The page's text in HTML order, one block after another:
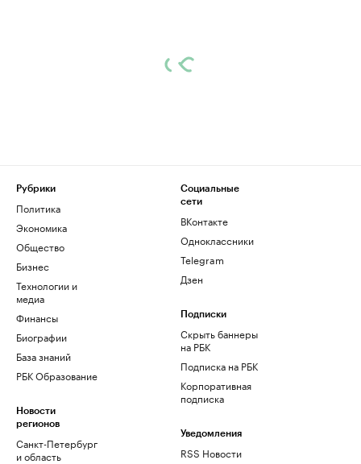
Рубрики
Политика
Экономика
Общество
Бизнес
Технологии и
медиа
Финансы
Биографии
База знаний
РБК Образование
Новости
регионов
Санкт-Петербург
и область
Социальные
сети
ВКонтакте
Одноклассники
Telegram
Дзен
Подписки
Скрыть баннеры
на РБК
Подписка на РБК
Корпоративная
подписка
Уведомления
RSS Новости